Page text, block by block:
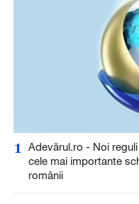
1
Adevărul.ro - Noi
cele mai importante
românii